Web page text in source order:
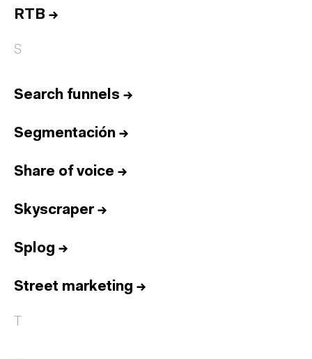
RTB →
S
Search funnels →
Segmentación →
Share of voice →
Skyscraper→
Splog →
Street marketing →
T